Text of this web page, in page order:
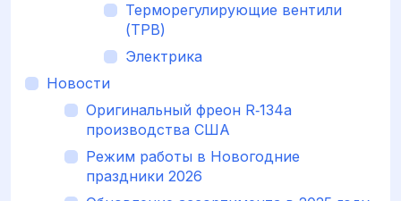
Терморегулирующие вентили
(ТРВ)
Электрика
Новости
Оригинальный фреон R‑134a
производства США
Режим работы в Новогодние
праздники 2026